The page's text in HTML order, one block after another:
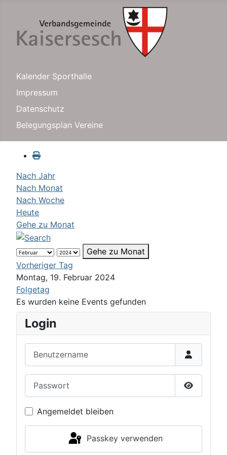
Kalender Sporthalle
Impressum
Datenschutz
Belegungsplan Vereine
Nach Jahr
Nach Monat
Nach Woche
Heute
Gehe zu Monat
Gehe zu Monat
Vorheriger Tag
Montag, 19. Februar 2024
Folgetag
Es wurden keine Events gefunden
Login
Passwort
Angemeldet bleiben
Passkey verwenden